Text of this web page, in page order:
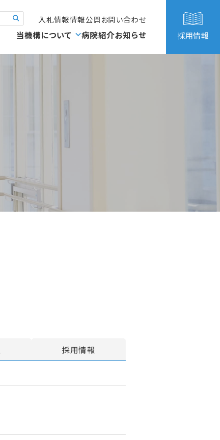
入札情報情報公開お問い合わせ
当機構について 病院紹介お知らせ 採用情報
採用情報